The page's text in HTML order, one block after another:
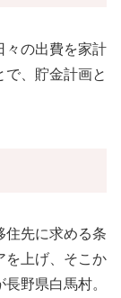
々の出費を家計
、貯金計画と
住先に求める条
を上げ、そこか
野県白馬村。